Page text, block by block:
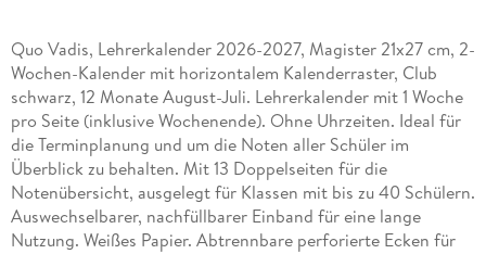
Quo Vadis, Lehrerkalender 2026-2027, Magister 21x27 cm, 2-
Wochen-Kalender mit horizontalem Kalenderraster, Club
schwarz, 12 Monate August-Juli. Lehrerkalender mit 1 Woche
pro Seite (inklusive Wochenende). Ohne Uhrzeiten. Ideal für
die Terminplanung und um die Noten aller Schüler im
Überblick zu behalten. Mit 13 Doppelseiten für die
Notenübersicht, ausgelegt für Klassen mit bis zu 40 Schülern.
Auswechselbarer, nachfüllbarer Einband für eine lange
Nutzung. Weißes Papier. Abtrennbare perforierte Ecken für